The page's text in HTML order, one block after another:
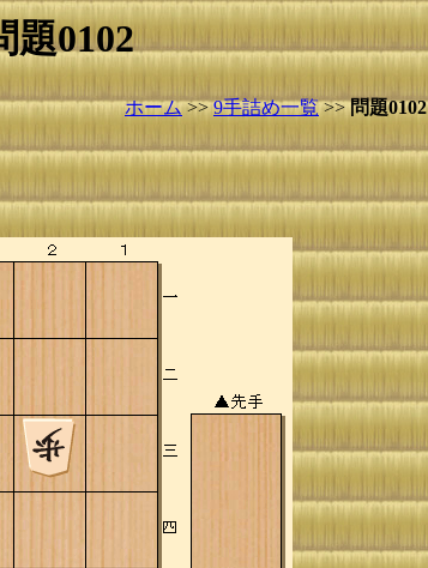
題0102
ホーム>>9手詰め一覧>>問題0102